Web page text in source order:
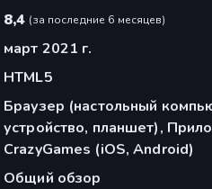
8,4 (за последние 6 месяцев)
март 2021 г.
HTML5
Браузер (настольный
устройство, планшет),
CrazyGames (iOS, Android)
Общий обзор